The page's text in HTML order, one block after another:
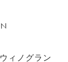
ィノグラン